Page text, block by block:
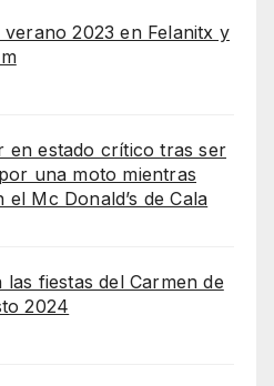
verano 2023 en Felanitx y
en estado crítico tras ser
una moto mientras
el Mc Donald’s de Cala
las fiestas del Carmen de
2024